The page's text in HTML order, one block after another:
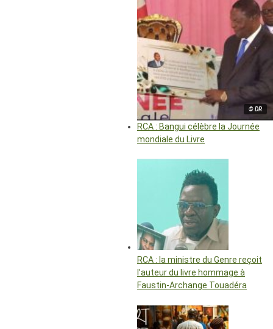
© DR
RCA : Bangui célèbre la Journée
mondiale du Livre
RCA : la ministre du Genre reçoit
l’auteur du livre hommage à
Faustin-Archange Touadéra